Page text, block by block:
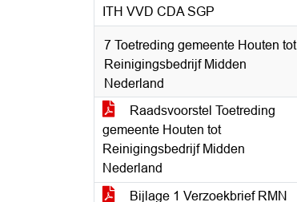
ITH VVD CDA SGP
7 Toetreding gemeente Houten tot
Reinigingsbedrijf Midden
Nederland
Raadsvoorstel Toetreding
gemeente Houten tot
Reinigingsbedrijf Midden
Nederland
Bijlage 1 Verzoekbrief RMN